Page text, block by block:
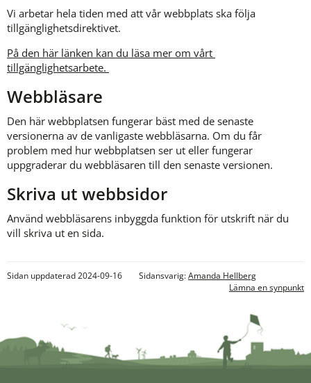
Vi arbetar hela tiden med att vår webbplats ska följa
tillgänglighetsdirektivet.
På den här länken kan du läsa mer om vårt
tillgänglighetsarbete.
Webbläsare
Den här webbplatsen fungerar bäst med de senaste
versionerna av de vanligaste webbläsarna. Om du får
problem med hur webbplatsen ser ut eller fungerar
uppgraderar du webbläsaren till den senaste versionen.
Skriva ut webbsidor
Använd webbläsarens inbyggda funktion för utskrift när du
vill skriva ut en sida.
Sidan uppdaterad 2024-09-16 Sidansvarig:Amanda Hellberg
Lämna en synpunkt